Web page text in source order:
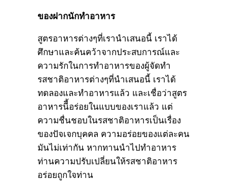
ของฝากนักทำอาหาร
สูตรอาหารต่างๆที่เรานำเสนอนี้ เราได้
ศึกษาและค้นคว้าจากประสบการณ์และ
ความรักในการทำอาหารของผู้จัดทำ
รสชาติอาหารต่างๆที่นำเสนอนี้ เราได้
ทดลองและทำอาหารแล้ว และเชื่อว่าสูตร
อาหารนีี้อร่อยในแบบของเราแล้ว แต่
ความชื่นชอบในรสชาติอาหารเป็นเรื่อง
ของปัจเจกบุคคล ความอร่อยของแต่ละคน
มันไม่เท่ากัน หากทานนำไปทำอาหาร
ท่านความปรับเปลี่ยนให้รสชาติอาหาร
อร่อยถูกใจท่าน